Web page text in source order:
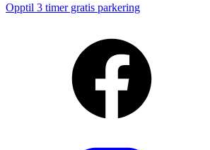
Opptil 3 timer gratis parkering